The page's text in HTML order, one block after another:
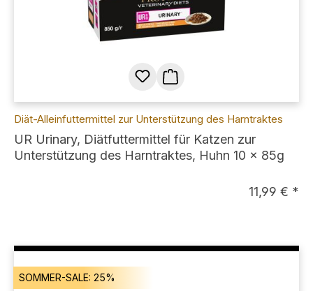
Diät-Alleinfuttermittel zur Unterstützung des Harntraktes
UR Urinary, Diätfuttermittel für Katzen zur
Unterstützung des Harntraktes, Huhn 10 x 85g
11,99 € *
SOMMER-SALE: 25%